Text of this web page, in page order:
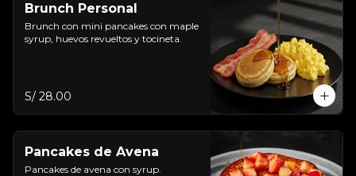
Brunch Personal
Brunch con mini pancakes con maple
syrup, huevos revueltos y tocineta.
S/ 28.00
Pancakes de Avena
Pancakes de avena con syrup.